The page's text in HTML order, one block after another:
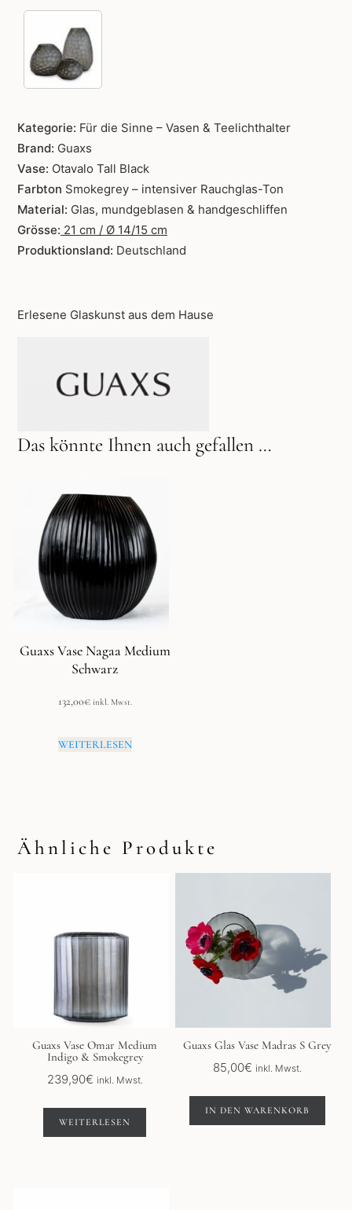
Kategorie: Für die Sinne – Vasen & Teelichthalter
Brand: Guaxs
Vase: Otavalo Tall Black
Farbton Smokegrey – intensiver Rauchglas-Ton
Material: Glas, mundgeblasen & handgeschliffen
Grösse: 21 cm / Ø 14/15 cm
Produktionsland: Deutschland
Erlesene Glaskunst aus dem Hause
Das könnte Ihnen auch gefallen …
Guaxs Vase Nagaa Medium
Schwarz
132,00€ inkl. Mwst.
WEITERLESEN
Ähnliche Produkte
Guaxs Vase Omar Medium
Indigo & Smokegrey
239,90€ inkl. Mwst.
WEITERLESEN
Guaxs Glas Vase Madras S Grey
85,00€ inkl. Mwst.
IN DEN WARENKORB